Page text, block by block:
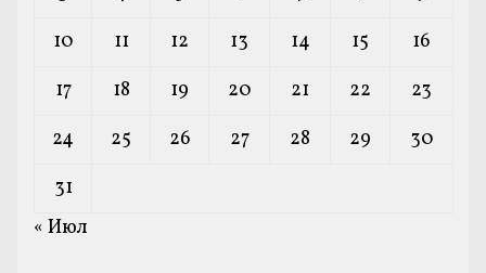
10
11 12 13 14 15
16
17
18 19 20 21 22
23
24
25 26 27 28 29
30
31
« Июл